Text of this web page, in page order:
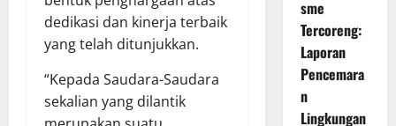
dedikasi dan kinerja terbaik
yang telah ditunjukkan.
“Kepada Saudara-Saudara
sekalian yang dilantik
sme
Tercoreng:
Laporan
Pencemara
n
Lingkungan